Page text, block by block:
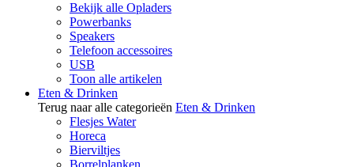
Bekijk alle Opladers
Powerbanks
Speakers
Telefoon accessoires
USB
Toon alle artikelen
Eten & Drinken
Terug naar alle categorieën Eten & Drinken
Flesjes Water
Horeca
Bierviltjes
Borrelplanken